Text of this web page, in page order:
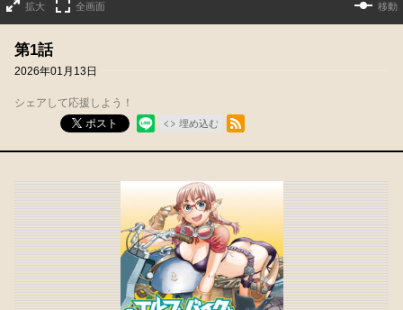
拡大 全画面 移動
第1話
2026年01月13日
シェアして応援しよう！
ポスト
埋め込む
RSSフィード